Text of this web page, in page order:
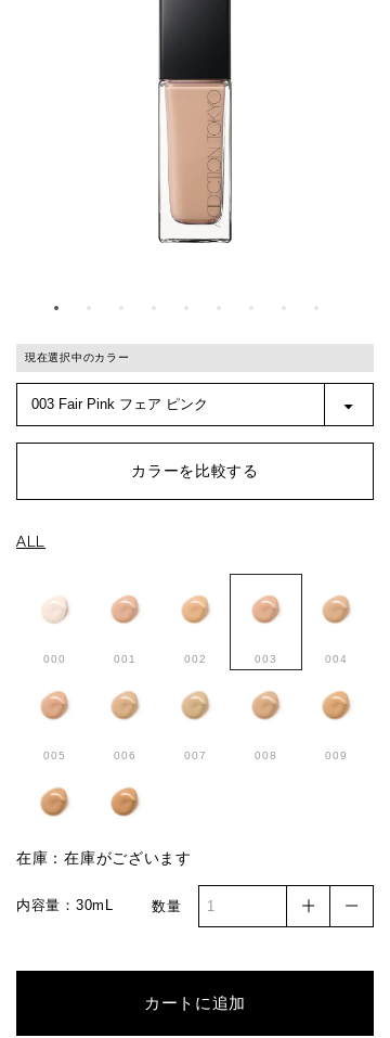
現在選択中のカラー
カラーを比較する
ALL
000 001 002 003 004
005 006 007 008 009
010 011
在庫：在庫がございます
内容量：30mL 数量
カートに追加